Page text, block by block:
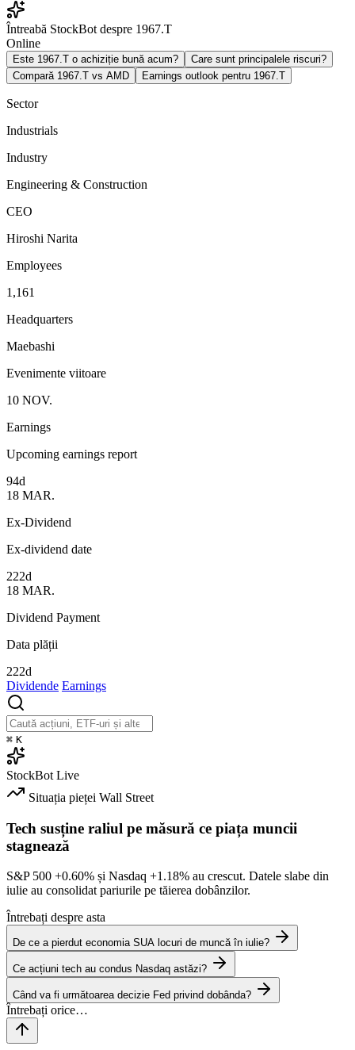
Întreabă StockBot despre 1967.T
Online
Este 1967.T o achiziție bună acum?
Care sunt principalele riscuri?
Compară 1967.T vs AMD
Earnings outlook pentru 1967.T
Sector
Industrials
Industry
Engineering & Construction
CEO
Hiroshi Narita
Employees
1,161
Headquarters
Maebashi
Evenimente viitoare
10 NOV.
Earnings
Upcoming earnings report
94d
18 MAR.
Ex-Dividend
Ex-dividend date
222d
18 MAR.
Dividend Payment
Data plății
222d
Dividende Earnings
⌘ K
StockBot Live
Situația pieței Wall Street
Tech susține raliul pe măsură ce piața muncii
stagnează
S&P 500 +0.60% și Nasdaq +1.18% au crescut. Datele slabe din
iulie au consolidat pariurile pe tăierea dobânzilor.
Întrebați despre asta
De ce a pierdut economia SUA locuri de muncă în iulie?
Ce acțiuni tech au condus Nasdaq astăzi?
Când va fi următoarea decizie Fed privind dobânda?